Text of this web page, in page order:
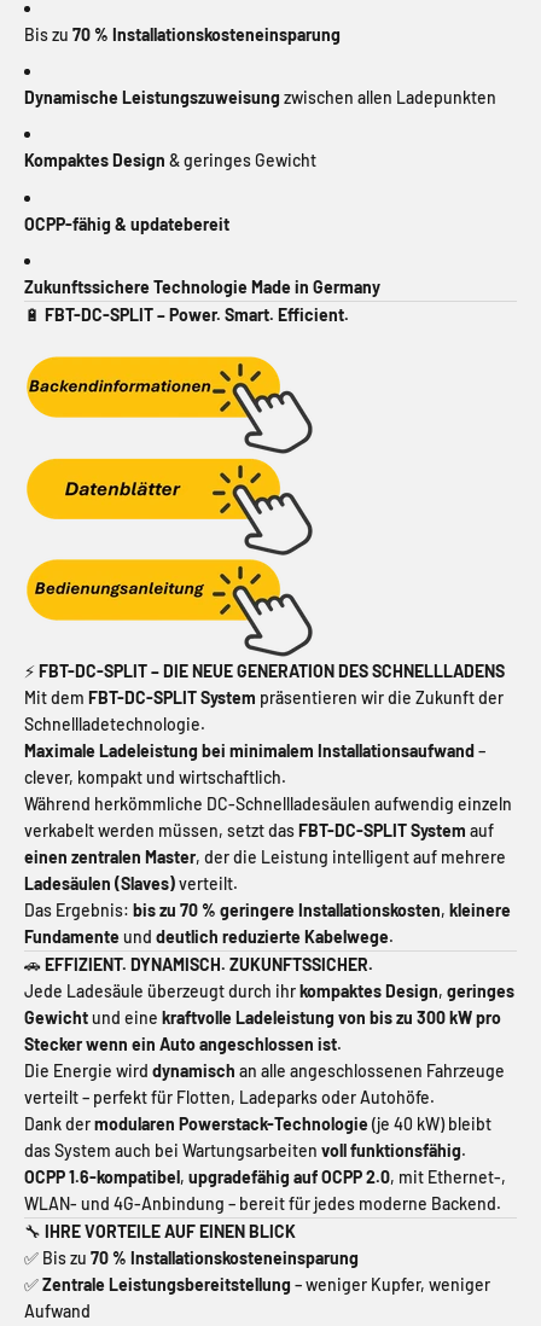
Bis zu 70 % Installationskosteneinsparung
Dynamische Leistungszuweisung zwischen allen Ladepunkten
Kompaktes Design & geringes Gewicht
OCPP-fähig & updatebereit
Zukunftssichere Technologie Made in Germany
🔋 FBT-DC-SPLIT – Power. Smart. Efficient.
⚡ FBT-DC-SPLIT – DIE NEUE GENERATION DES SCHNELLLADENS
Mit dem FBT-DC-SPLIT System präsentieren wir die Zukunft der
Schnellladetechnologie.
Maximale Ladeleistung bei minimalem Installationsaufwand–
clever, kompakt und wirtschaftlich.
Während herkömmliche DC-Schnellladesäulen aufwendig einzeln
verkabelt werden müssen, setzt dasFBT-DC-SPLIT System auf
einen zentralen Master, der die Leistung intelligent auf mehrere
Ladesäulen (Slaves)verteilt.
Das Ergebnis: bis zu 70 % geringere Installationskosten, kleinere
Fundamente und deutlich reduzierte Kabelwege.
🚗EFFIZIENT. DYNAMISCH. ZUKUNFTSSICHER.
Jede Ladesäule überzeugt durch ihrkompaktes Design, geringes
Gewichtund eine kraftvolle Ladeleistung von bis zu 300 kW pro
Stecker wenn ein Auto angeschlossen ist.
Die Energie wird dynamisch an alle angeschlossenen Fahrzeuge
verteilt – perfekt für Flotten, Ladeparks oder Autohöfe.
Dank dermodularen Powerstack-Technologie (je 40 kW) bleibt
das System auch bei Wartungsarbeiten voll funktionsfähig.
OCPP 1.6-kompatibel, upgradefähig auf OCPP 2.0, mit Ethernet-,
WLAN- und 4G-Anbindung – bereit für jedes moderne Backend.
🔧 IHRE VORTEILE AUF EINEN BLICK
✅ Bis zu 70 % Installationskosteneinsparung
✅Zentrale Leistungsbereitstellung – weniger Kupfer, weniger
Aufwand